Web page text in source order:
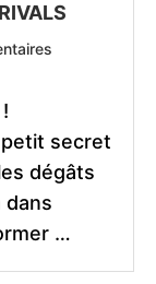
petit secret
dégâts
dans
…